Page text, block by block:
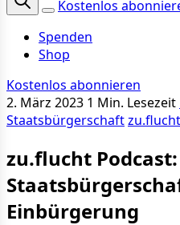
Kostenlos
Spenden
Shop
Kostenlos abonnieren
2. März 2023 1 Min. Lesezeit
Staatsbürgerschaftzu.flucht
zu.flucht Podcast:
Einbürgerung